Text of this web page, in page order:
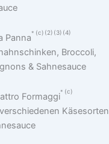
Panna
c 2 3 4
Broccoli,
& Sahnesauce
Formaggi
c
Käsesorten